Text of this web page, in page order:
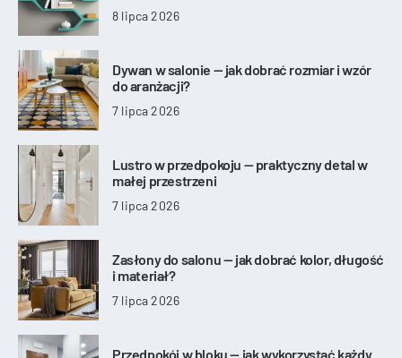
8 lipca 2026
Dywan w salonie — jak dobrać rozmiar i wzór
do aranżacji?
7 lipca 2026
Lustro w przedpokoju — praktyczny detal w
małej przestrzeni
7 lipca 2026
Zasłony do salonu — jak dobrać kolor, długość
i materiał?
7 lipca 2026
Przedpokój w bloku — jak wykorzystać każdy